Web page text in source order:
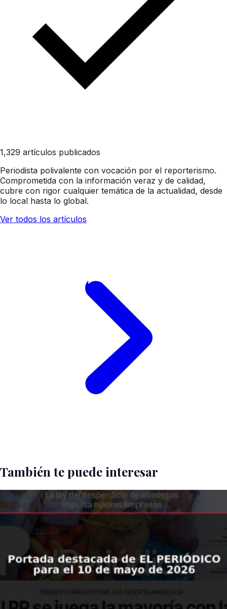
1,329 artículos publicados
Periodista polivalente con vocación por el reporterismo.
Comprometida con la información veraz y de calidad,
cubre con rigor cualquier temática de la actualidad, desde
lo local hasta lo global.
Ver todos los artículos
También te puede interesar